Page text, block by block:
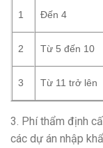
1 Đến 4
2 Từ 5 đến 10
3 Từ 11 trở lên
3. Phí thẩm định
các dự án nhập